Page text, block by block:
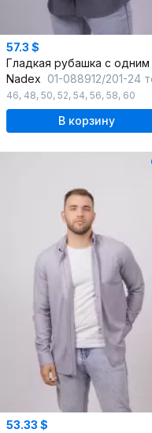
57.3 $
Nadex 01-088912/201-24 темно-
46, 48, 50, 52, 54, 56, 58, 60
В корзину
53.33 $